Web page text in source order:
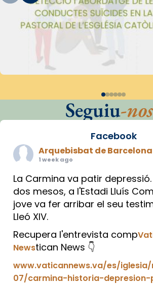
Seguiu-nos
Facebook
Arquebisbat de Barcelona
1 week ago
La Carmina va patir
dos mesos, a l'Estadi Lluís
jove va fer arribar el seu
Lleó XIV.
Recupera l'entrevista comp
Newstican News 👇
www.vaticannews.va/es/
07/carmina-historia-